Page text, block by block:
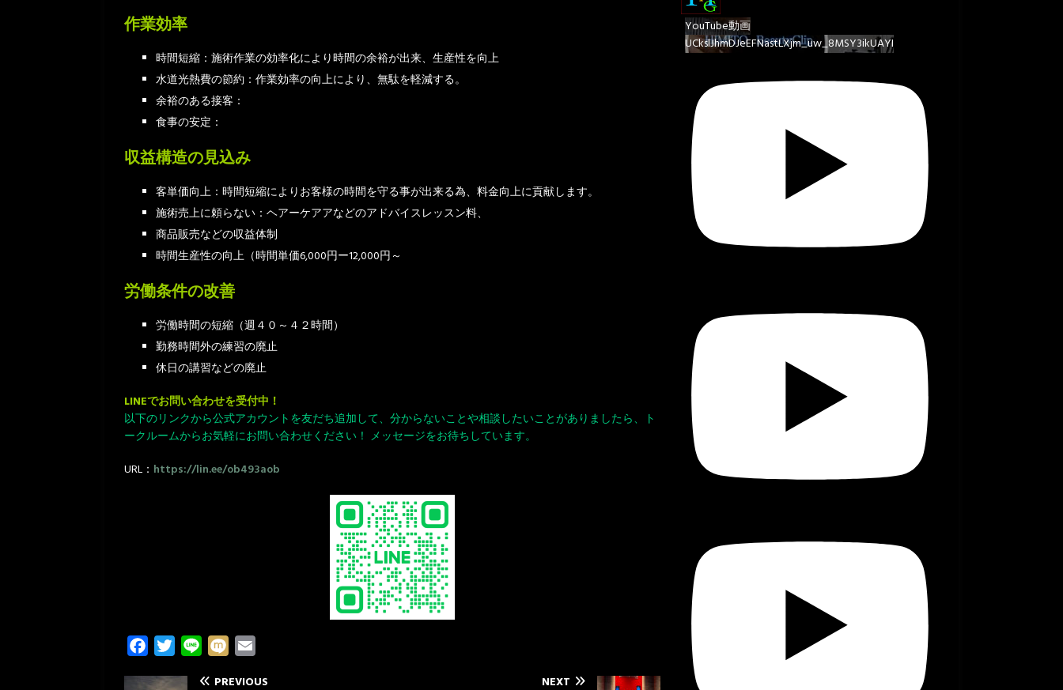
作業効率
時間短縮：施術作業の効率化により時間の余裕が出来、生産性を向上
水道光熱費の節約：作業効率の向上により、無駄を軽減する。
余裕のある接客：
食事の安定：
収益構造の見込み
客単価向上：時間短縮によりお客様の時間を守る事が出来る為、料金向上に貢献します。
施術売上に頼らない：ヘアーケアアなどのアドバイスレッスン料、
商品販売などの収益体制
時間生産性の向上（時間単価6,000円ー12,000円～
労働条件の改善
労働時間の短縮（週４０～４２時間）
勤務時間外の練習の廃止
休日の講習などの廃止
LINEでお問い合わせを受付中！
以下のリンクから公式アカウントを友だち追加して、分からないことや相談したいことがありましたら、ト
ークルームからお気軽にお問い合わせください！ メッセージをお待ちしています。
URL： https://lin.ee/ob493aob
M
PREVIOUS NEXT
YouTube動画
UCkslJhmDJeEFNastLXjm_uw_8MSY3ikUAYI